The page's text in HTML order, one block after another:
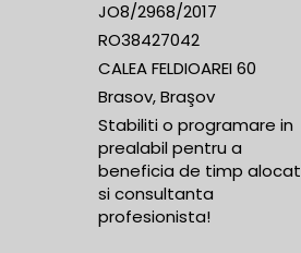
JO8/2968/2017
RO38427042
CALEA FELDIOAREI 60
Brasov, Braşov
Stabiliti o programare in
prealabil pentru a
beneficia de timp alocat
si consultanta
profesionista!